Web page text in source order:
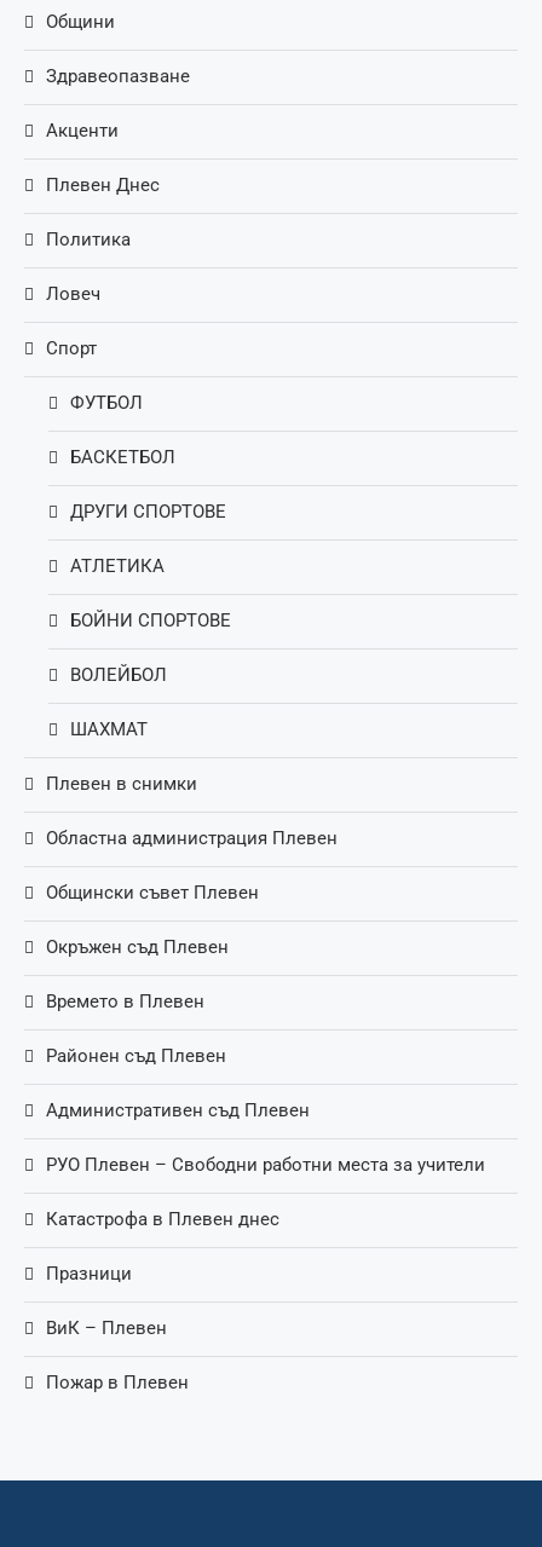
Общини
Здравеопазване
Акценти
Плевен Днес
Политика
Ловеч
Спорт
ФУТБОЛ
БАСКЕТБОЛ
ДРУГИ СПОРТОВЕ
АТЛЕТИКА
БОЙНИ СПОРТОВЕ
ВОЛЕЙБОЛ
ШАХМАТ
Плевен в снимки
Областна администрация Плевен
Общински съвет Плевен
Окръжен съд Плевен
Времето в Плевен
Районен съд Плевен
Административен съд Плевен
РУО Плевен – Свободни работни места за учители
Катастрофа в Плевен днес
Празници
ВиК – Плевен
Пожар в Плевен